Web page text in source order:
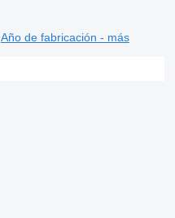
Año de fabricación - más